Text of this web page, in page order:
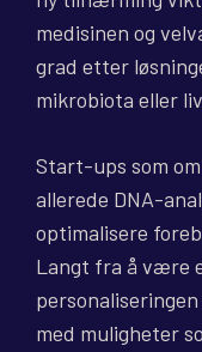
medisinen og
grad etter
mikrobiota eller
Start-ups som
allerede DNA-
optimalisere
Langt fra å være
med muligheter